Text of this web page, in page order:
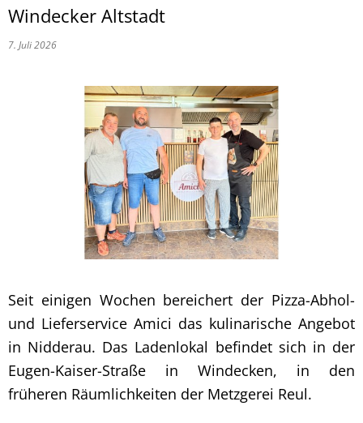
Windecker Altstadt
7. Juli 2026
Seit einigen Wochen bereichert der Pizza-Abhol-
und Lieferservice Amici das kulinarische Angebot
in Nidderau. Das Ladenlokal befindet sich in der
Eugen-Kaiser-Straße in Windecken, in den
früheren Räumlichkeiten der Metzgerei Reul.